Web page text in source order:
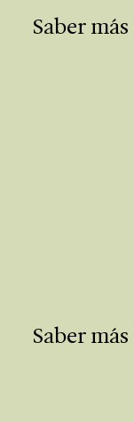
Saber más
Saber más